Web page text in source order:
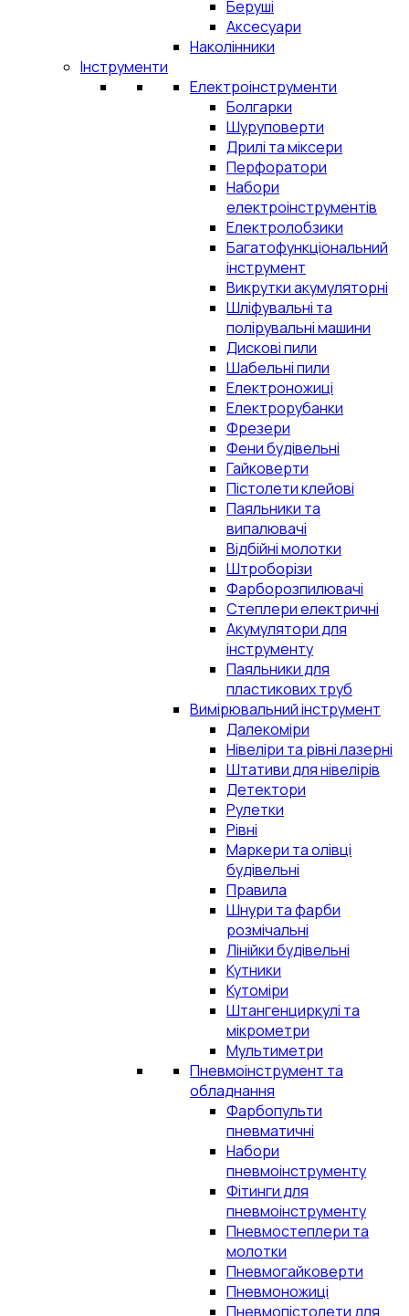
Беруші
Аксесуари
Наколінники
Інструменти
Електроінструменти
Болгарки
Шуруповерти
Дрилі та міксери
Перфоратори
Набори
електроінструментів
Електролобзики
Багатофункціональний
інструмент
Викрутки акумуляторні
Шліфувальні та
полірувальні машини
Дискові пили
Шабельні пили
Електроножиці
Електрорубанки
Фрезери
Фени будівельні
Гайковерти
Пістолети клейові
Паяльники та
випалювачі
Відбійні молотки
Штроборізи
Фарборозпилювачі
Степлери електричні
Акумулятори для
інструменту
Паяльники для
пластикових труб
Вимірювальний інструмент
Далекоміри
Нівеліри та рівні лазерні
Штативи для нівелірів
Детектори
Рулетки
Рівні
Маркери та олівці
будівельні
Правила
Шнури та фарби
розмічальні
Лінійки будівельні
Кутники
Кутоміри
Штангенциркулі та
мікрометри
Мультиметри
Пневмоінструмент та
обладнання
Фарбопульти
пневматичні
Набори
пневмоінструменту
Фітинги для
пневмоінструменту
Пневмостеплери та
молотки
Пневмогайковерти
Пневмоножиці
Пневмопістолети для